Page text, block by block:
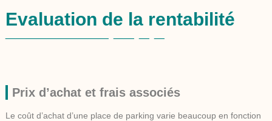
Evaluation de la rentabilité
Prix d’achat et frais associés
Le coût d’achat d’une place de parking varie beaucoup en fonction